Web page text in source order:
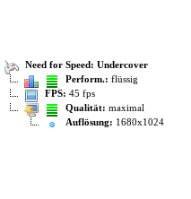
Need for Speed: Undercover
Perform.: flüssig
FPS: 45 fps
Qualität: maximal
Auflösung: 1680x1024